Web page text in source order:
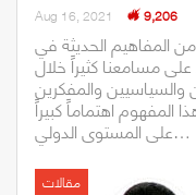
Aug 16, 2021 9,206
المفاهيم الحديثة في
مسامعنا كثيراً خلال
والسياسيين والمفكرين
اهتماماً كبيراً
على المستوى الدولي…
مقالات